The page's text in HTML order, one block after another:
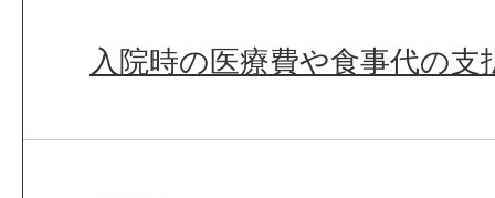
入院時の医療費や食事代の